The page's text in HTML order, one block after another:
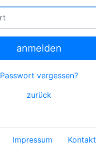
anmelden
Passwort vergessen?
zurück
Impressum Kontakt